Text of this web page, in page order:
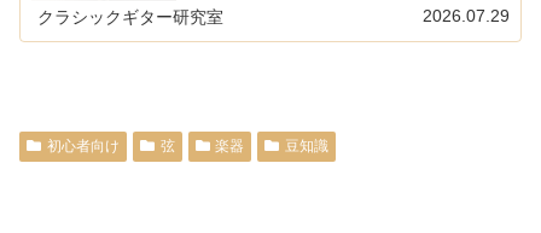
けます。弦選びに迷う全てのギタリスト必見の保存版ガイ
ド。
クラシックギター研究室 2026.07.29
初心者向け 弦 楽器 豆知識